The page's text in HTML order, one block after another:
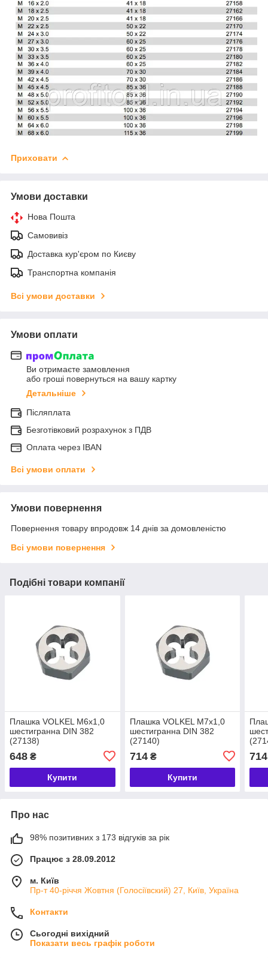
Приховати
Умови доставки
Нова Пошта
Самовивіз
Доставка кур'єром по Києву
Транспортна компанія
Всі умови доставки
Умови оплати
Ви отримаєте замовлення
або гроші повернуться на вашу картку
Детальніше
Післяплата
Безготівковий розрахунок з ПДВ
Оплата через IBAN
Всі умови оплати
Умови повернення
Повернення товару впродовж 14 днів за домовленістю
Всі умови повернення
Подібні товари компанії
Плашка VOLKEL M6x1,0
шестигранна DIN 382
(27138)
648 ₴
Купити
Плашка VOLKEL M7x1,0
шестигранна DIN 382
(27140)
714₴
Купити
714
Про нас
98% позитивних з 173 відгуків за рік
Працює з 28.09.2012
м. Київ
Пр-т 40-річчя Жовтня (Голосіївский) 27, Київ, Україна
Контакти
Сьогодні вихідний
Показати весь графік роботи